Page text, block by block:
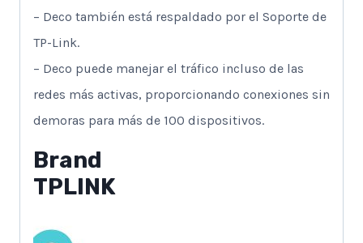
– Deco también está respaldado por el Soporte de
TP-Link.
– Deco puede manejar el tráfico incluso de las
redes más activas, proporcionando conexiones sin
demoras para más de 100 dispositivos.
Brand
TPLINK